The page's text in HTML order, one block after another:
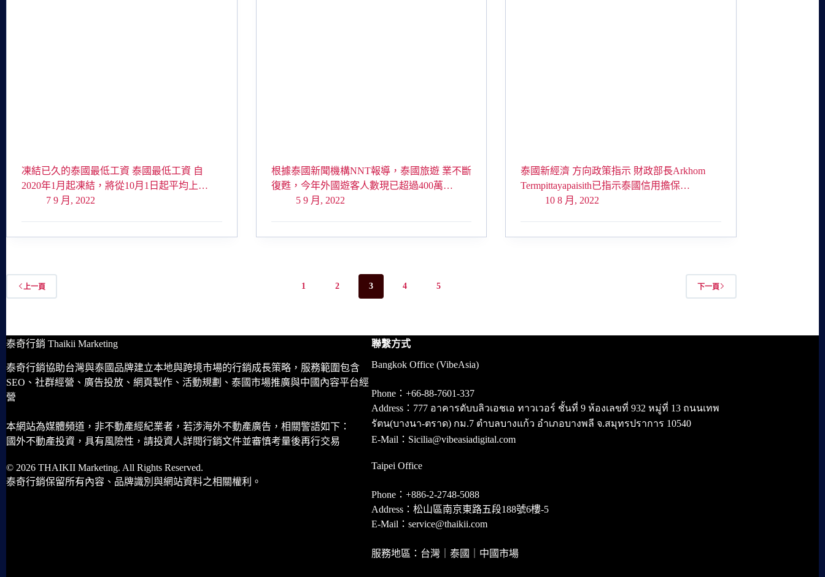
凍結已久的泰國最低工資 泰國最低工資 自
2020年1月起凍結，將從10月1日起平均上…
7 9 月, 2022
根據泰國新聞機構NNT報導，泰國旅遊 業不斷
復甦，今年外國遊客人數現已超過400萬…
5 9 月, 2022
泰國新經濟 方向政策指示 財政部長Arkhom
Termpittayapaisith已指示泰國信用擔保…
10 8 月, 2022
上一頁 1 2 3 4 5 下一頁
泰奇行銷 Thaikii Marketing
泰奇行銷協助台灣與泰國品牌建立本地與跨境市場的行銷成長策略，服務範圍包含
SEO、社群經營、廣告投放、網頁製作、活動規劃、泰國市場推廣與中國內容平台經
營
本網站為媒體頻道，非不動產經紀業者，若涉海外不動產廣告，相關警語如下：
國外不動產投資，具有風險性，請投資人詳閱行銷文件並審慎考量後再行交易
© 2026 THAIKII Marketing. All Rights Reserved.
泰奇行銷保留所有內容、品牌識別與網站資料之相關權利。
聯繫方式
Bangkok Office (VibeAsia)
Phone：+66-88-7601-337
Address：777 อาคารดับบลิวเอชเอ ทาวเวอร์ ชั้นที่ 9 ห้องเลขที่ 932 หมู่ที่ 13 ถนนเทพ
รัตน(บางนา-ตราด) กม.7 ตำบลบางแก้ว อำเภอบางพลี จ.สมุทรปราการ 10540
E-Mail：Sicilia@vibeasiadigital.com
Taipei Office
Phone：+886-2-2748-5088
Address：松山區南京東路五段188號6樓-5
E-Mail：service@thaikii.com
服務地區：台灣｜泰國｜中國市場